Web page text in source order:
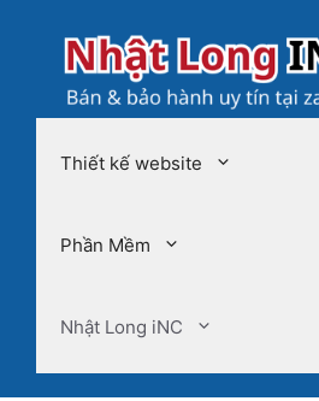
Thiết kế website
Phần Mềm
Nhật Long iNC